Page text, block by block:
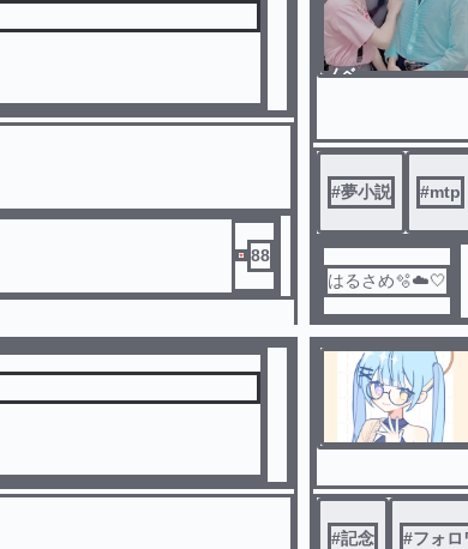
88
ノベ
#夢小説 #mtp
はるさめ🫧☁️‎🤍
#記念 #フォ